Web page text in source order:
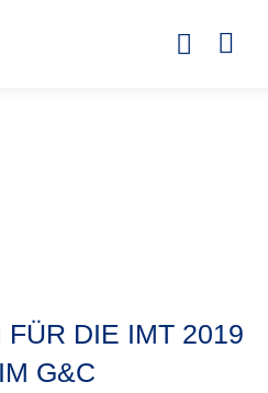
FÜR DIE IMT 2019
G&C